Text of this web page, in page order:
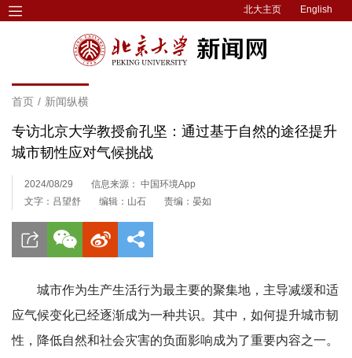
北大主页 English
首页 / 新闻纵横
专访北京大学教授俞孔坚：通过基于自然的途径提升
城市韧性应对气候挑战
2024/08/29
信息来源： 中国环境App
文字：吕望舒
编辑：山石 责编：晏如
城市作为生产生活行为最主要的聚集地，主导减缓和适
应气候变化已经逐渐成为一种共识。其中，如何提升城市韧
性，降低自然和社会灾害的负面影响成为了重要内容之一。